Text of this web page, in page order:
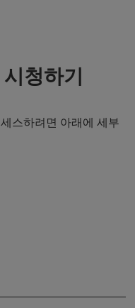
청하기
스하려면 아래에 세부